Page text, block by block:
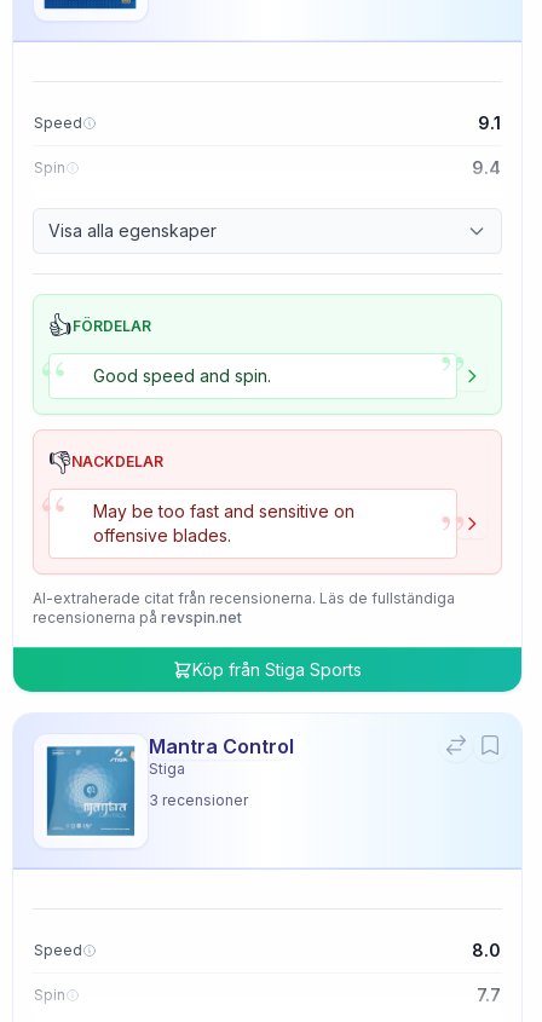
Speed 9.1
Spin 9.4
Control 8.5
Tackiness 5.0
Visa alla egenskaper
👍FÖRDELAR
“ Good speed and spin. ”
👎NACKDELAR
“
May be too fast and sensitive on
offensive blades.
”
AI-extraherade citat från recensionerna. Läs de fullständiga
recensionerna på revspin.net
Köp från Stiga Sports
Mantra Control
Stiga
3 recensioner
Speed 8.0
Spin 7.7